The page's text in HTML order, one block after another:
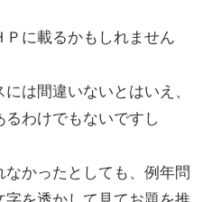
に載るかもしれません
は間違いないとはいえ、
わけでもないですし
かったとしても、例年問